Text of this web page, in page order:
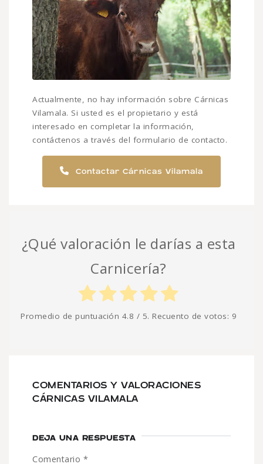
Actualmente, no hay información sobre Cárnicas
Vilamala. Si usted es el propietario y está
interesado en completar la información,
contáctenos a través del formulario de contacto.
Contactar Cárnicas Vilamala
¿Qué valoración le darías a esta
Carnicería?
Promedio de puntuación 4.8 / 5. Recuento de votos: 9
COMENTARIOS Y VALORACIONES
CÁRNICAS VILAMALA
DEJA UNA RESPUESTA
Comentario *